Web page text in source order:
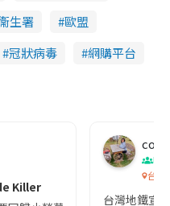
生署
歐盟
冠狀病毒 網購平台
Killer
co
吹
台灣
台灣地鐵宣